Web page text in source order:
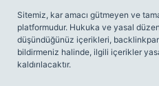
Sitemiz, kar amacı gütmeyen ve
platformudur. Hukuka ve yasal
düşündüğünüz içerikleri,
bildirmeniz halinde, ilgili içerikler
kaldırılacaktır.